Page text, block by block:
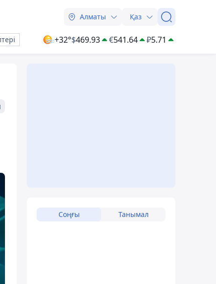
Алматы Қаз
+32°$469.93 €541.64 ₽5.71
Соңғы Танымал